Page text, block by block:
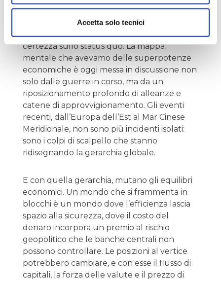
Accetta solo tecnici
A rendere tutto più opaco è lo sfondo
geopolitico, che ha spazzato via ogni
certezza sullo status quo. La mappa
mentale che avevamo delle superpotenze
economiche è oggi messa in discussione non
solo dalle guerre in corso, ma da un
riposizionamento profondo di alleanze e
catene di approvvigionamento. Gli eventi
recenti, dall’Europa dell’Est al Mar Cinese
Meridionale, non sono più incidenti isolati:
sono i colpi di scalpello che stanno
ridisegnando la gerarchia globale.
E con quella gerarchia, mutano gli equilibri
economici. Un mondo che si frammenta in
blocchi è un mondo dove l’efficienza lascia
spazio alla sicurezza, dove il costo del
denaro incorpora un premio al rischio
geopolitico che le banche centrali non
possono controllare. Le posizioni al vertice
potrebbero cambiare, e con esse il flusso di
capitali, la forza delle valute e il prezzo di